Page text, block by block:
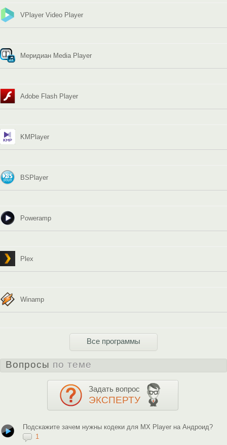
VPlayer Video Player
Меридиан Media Player
Adobe Flash Player
KMPlayer
BSPlayer
Poweramp
Plex
Winamp
Все программы
Вопросы по теме
Задать вопрос
ЭКСПЕРТУ
Подскажите зачем нужны кодеки для MX Player на Андроид?
1